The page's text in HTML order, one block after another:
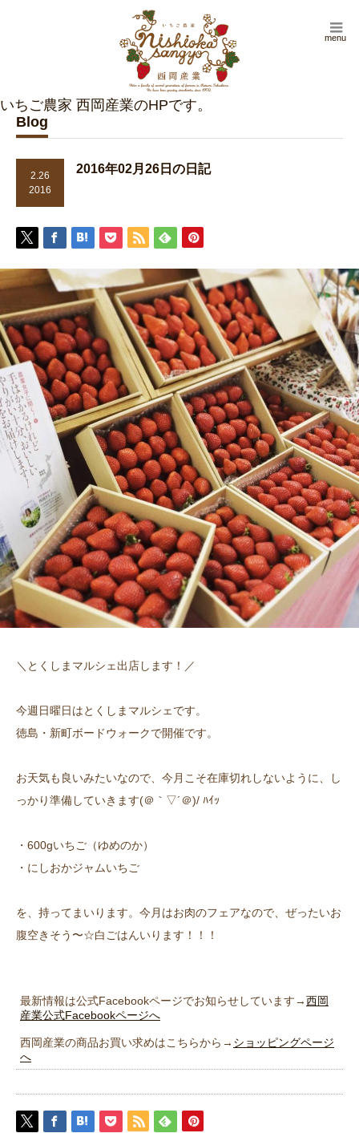
menu
Blog
2.26
2016
2016年02月26日の日記
＼とくしまマルシェ出店します！／
今週日曜日はとくしまマルシェです。
徳島・新町ボードウォークで開催です。
お天気も良いみたいなので、今月こそ在庫切れしないように、し
っかり準備していきます(＠｀▽´＠)/ ﾊｲｯ
・600gいちご（ゆめのか）
・にしおかジャムいちご
を、持ってまいります。今月はお肉のフェアなので、ぜったいお
腹空きそう〜☆白ごはんいります！！！
最新情報は公式Facebookページでお知らせしています→西岡
産業公式Facebookページへ
西岡産業の商品お買い求めはこちらから→ ショッピングページ
へ